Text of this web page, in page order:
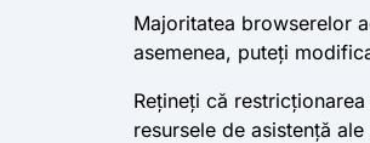
Majoritatea browserelor
asemenea, puteți
Rețineți că
resursele de asistență